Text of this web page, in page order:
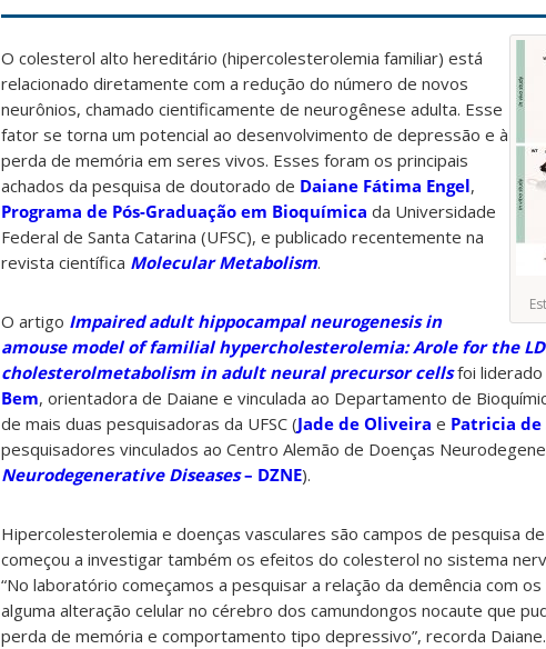
O colesterol alto hereditário (hipercolesterolemia familiar) está
relacionado diretamente com a redução do número de novos
neurônios, chamado cientificamente de neurogênese adulta. Esse
fator se torna um potencial ao desenvolvimento de depressão e à
perda de memória em seres vivos. Esses foram os principais
achados da pesquisa de doutorado de Daiane Fátima Engel,
Programa de Pós-Graduação em Bioquímica da Universidade
Federal de Santa Catarina (UFSC), e publicado recentemente na
revista científica Molecular Metabolism.
O artigo Impaired adult hippocampal neurogenesis in
amouse model of familial hypercholesterolemia: Arole for the
cholesterolmetabolism in adult neural precursor cellsfoi liderado
Bem, orientadora de Daiane e vinculada ao Departamento de
de mais duas pesquisadoras da UFSC (Jade de Oliveira e Patricia de
pesquisadores vinculados ao Centro Alemão de Doenças
Neurodegenerative Diseases– DZNE).
Hipercolesterolemia e doenças vasculares são campos de pesquisa
começou a investigar também os efeitos do colesterol no sistema
“No laboratório começamos a pesquisar a relação da demência com
alguma alteração celular no cérebro dos camundongos nocaute que
perda de memória e comportamento tipo depressivo”, recorda Daiane.